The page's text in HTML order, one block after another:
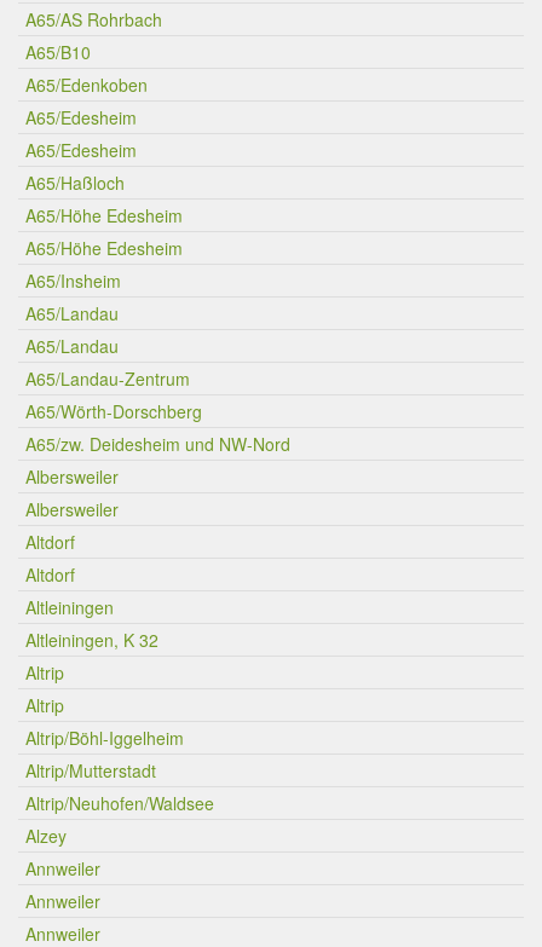
A65/AS Rohrbach
A65/B10
A65/Edenkoben
A65/Edesheim
A65/Edesheim
A65/Haßloch
A65/Höhe Edesheim
A65/Höhe Edesheim
A65/Insheim
A65/Landau
A65/Landau
A65/Landau-Zentrum
A65/Wörth-Dorschberg
A65/zw. Deidesheim und NW-Nord
Albersweiler
Albersweiler
Altdorf
Altdorf
Altleiningen
Altleiningen, K 32
Altrip
Altrip
Altrip/Böhl-Iggelheim
Altrip/Mutterstadt
Altrip/Neuhofen/Waldsee
Alzey
Annweiler
Annweiler
Annweiler